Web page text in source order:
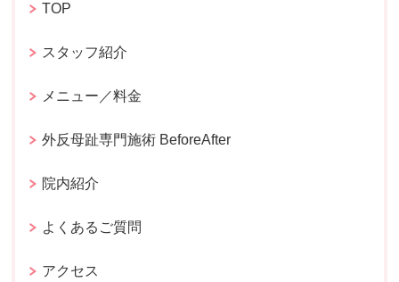
TOP
スタッフ紹介
メニュー／料金
外反母趾専門施術 BeforeAfter
院内紹介
よくあるご質問
アクセス